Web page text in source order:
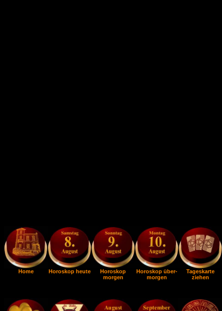
Home Horoskop heute
Horoskop
morgen
Horoskop über-
morgen
Tageskarte
ziehen